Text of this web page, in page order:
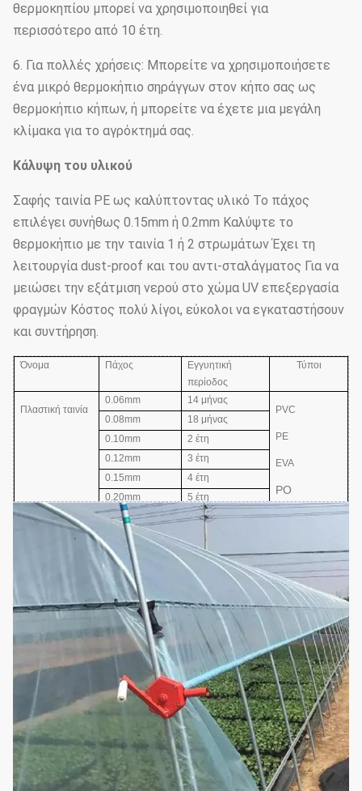
θερμοκηπίου μπορεί να χρησιμοποιηθεί για
περισσότερο από 10 έτη.
6. Για πολλές χρήσεις: Μπορείτε να χρησιμοποιήσετε
ένα μικρό θερμοκήπιο σηράγγων στον κήπο σας ως
θερμοκήπιο κήπων, ή μπορείτε να έχετε μια μεγάλη
κλίμακα για το αγρόκτημά σας.
Κάλυψη του υλικού
Σαφής ταινία PE ως καλύπτοντας υλικό Το πάχος
επιλέγει συνήθως 0.15mm ή 0.2mm Καλύψτε το
θερμοκήπιο με την ταινία 1 ή 2 στρωμάτων Έχει τη
λειτουργία dust-proof και του αντι-σταλάγματος Για να
μειώσει την εξάτμιση νερού στο χώμα UV επεξεργασία
φραγμών Κόστος πολύ λίγοι, εύκολοι να εγκαταστήσουν
και συντήρηση.
Όνομα Πάχος
Εγγυητική
περίοδος
Τύποι
Πλαστική ταινία
0.06mm
14 μήνας
PVC
PE
EVA
PO
0.08mm
18 μήνας
0.10mm
2 έτη
0.12mm
3 έτη
0.15mm
4 έτη
0.20mm
5 έτη